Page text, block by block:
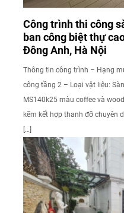
Công trình thi công
ban công biệt thự
Đông Anh, Hà Nội
Thông tin công trình – Hạng
công tầng 2 – Loại vật liệu:
MS140k25 màu coffee và
kẽm kết hợp thanh đỡ chuyên
[…]